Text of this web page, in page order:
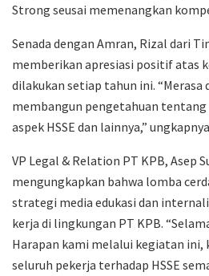
Strong seusai memenangkan
Senada dengan Amran, Rizal dari
memberikan apresiasi positif atas
dilakukan setiap tahun ini.
membangun pengetahuan
aspek HSSE dan lainnya,”
VP Legal & Relation PT KPB, Asep
mengungkapkan bahwa lomba
strategi media edukasi dan
kerja di lingkungan PT KPB.
Harapan kami melalui kegiatan ini,
seluruh pekerja terhadap HSSE